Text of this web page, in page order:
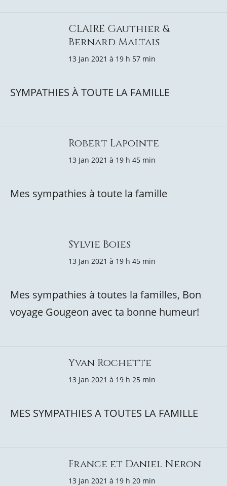
CLAIRE Gauthier &
Bernard Maltais
13 Jan 2021 à 19 h 57 min
SYMPATHIES À TOUTE LA FAMILLE
Robert Lapointe
13 Jan 2021 à 19 h 45 min
Mes sympathies à toute la famille
Sylvie Boies
13 Jan 2021 à 19 h 45 min
Mes sympathies à toutes la familles, Bon
voyage Gougeon avec ta bonne humeur!
Yvan Rochette
13 Jan 2021 à 19 h 25 min
MES SYMPATHIES A TOUTES LA FAMILLE
France et Daniel Neron
13 Jan 2021 à 19 h 20 min